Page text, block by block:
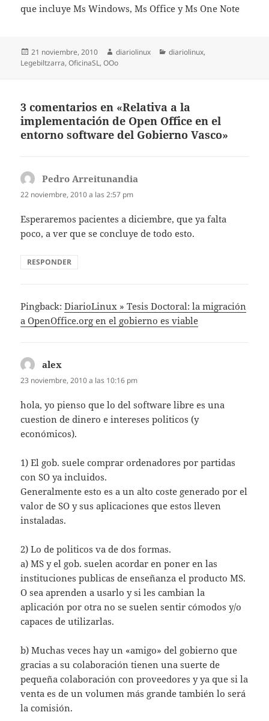
que incluye Ms Windows, Ms Office y Ms One Note
Publicado
el
21 noviembre, 2010 Autor
diariolinux Categorías
diariolinux,
Legebiltzarra,OficinaSL,OOo
3 comentarios en «Relativa a la
implementación de Open Office en el
entorno software del Gobierno Vasco»
Pedro Arreitunandia
22 noviembre, 2010 a las 2:57 pm
Esperaremos pacientes a diciembre, que ya falta
poco, a ver que se concluye de todo esto.
RESPONDER
Pingback:DiarioLinux » Tesis Doctoral: la migración
a OpenOffice.org en el gobierno es viable
alex
23 noviembre, 2010 a las 10:16 pm
hola, yo pienso que lo del software libre es una
cuestion de dinero e intereses politicos (y
económicos).
1) El gob. suele comprar ordenadores por partidas
con SO ya incluidos.
Generalmente esto es a un alto coste generado por el
valor de SO y sus aplicaciones que estos lleven
instaladas.
2) Lo de politicos va de dos formas.
a) MS y el gob. suelen acordar en poner en las
instituciones publicas de enseñanza el producto MS.
O sea aprenden a usarlo y si les cambian la
aplicación por otra no se suelen sentir cómodos y/o
capaces de utilizarlas.
b) Muchas veces hay un «amigo» del gobierno que
gracias a su colaboración tienen una suerte de
pequeña colaboración con proveedores y ya que si la
venta es de un volumen más grande también lo será
la comisión.